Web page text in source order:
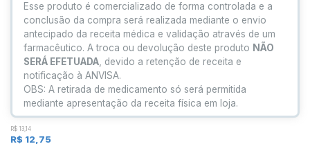
Esse produto é comercializado de forma controlada e a
conclusão da compra será realizada mediante o envio
antecipado da receita médica e validação através de um
farmacêutico. A troca ou devolução deste produto NÃO
SERÁ EFETUADA , devido a retenção de receita e
notificação à ANVISA.
OBS: A retirada de medicamento só será permitida
mediante apresentação da receita física em loja.
R$ 13,14
R$ 12,75